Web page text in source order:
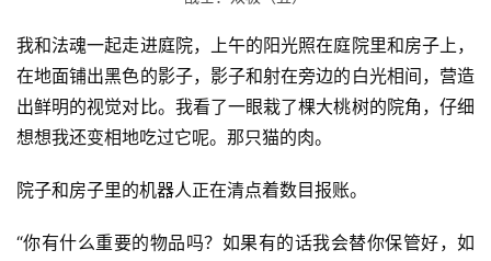
我和法魂一起走进庭院，上午的阳光照在庭院里和房子上，
在地面铺出黑色的影子，影子和射在旁边的白光相间，营造
出鲜明的视觉对比。我看了一眼栽了棵大桃树的院角，仔细
想想我还变相地吃过它呢。那只猫的肉。
院子和房子里的机器人正在清点着数目报账。
“你有什么重要的物品吗？如果有的话我会替你保管好，如